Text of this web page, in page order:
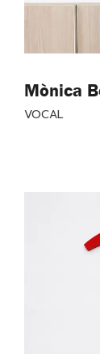
Mònica
VOCAL